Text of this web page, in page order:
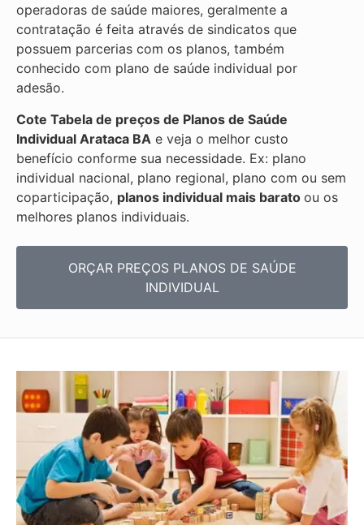
operadoras de saúde maiores, geralmente a
contratação é feita através de sindicatos que
possuem parcerias com os planos, também
conhecido com plano de saúde individual por
adesão.
Cote Tabela de preços de Planos de Saúde
Individual Arataca BA e veja o melhor custo
benefício conforme sua necessidade. Ex: plano
individual nacional, plano regional, plano com ou sem
coparticipação, planos individual mais barato ou os
melhores planos individuais.
ORÇAR PREÇOS PLANOS DE SAÚDE
INDIVIDUAL